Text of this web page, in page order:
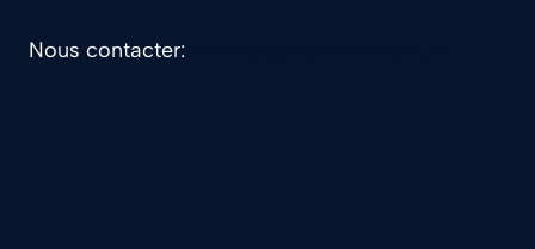
Nous contacter: